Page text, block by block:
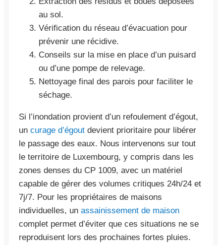
au sol.
Vérification du réseau d’évacuation pour
prévenir une récidive.
Conseils sur la mise en place d’un puisard
ou d’une pompe de relevage.
Nettoyage final des parois pour faciliter le
séchage.
Si l’inondation provient d’un refoulement d’égout,
un curage d’égout devient prioritaire pour libérer
le passage des eaux. Nous intervenons sur tout
le territoire de Luxembourg, y compris dans les
zones denses du CP 1009, avec un matériel
capable de gérer des volumes critiques 24h/24 et
7j/7. Pour les propriétaires de maisons
individuelles, un assainissement de maison
complet permet d’éviter que ces situations ne se
reproduisent lors des prochaines fortes pluies.